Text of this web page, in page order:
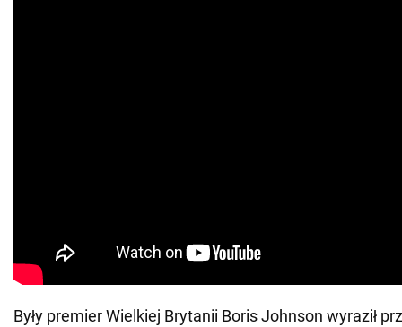
Były premier Wielkiej Brytanii Boris Johnson wyraził